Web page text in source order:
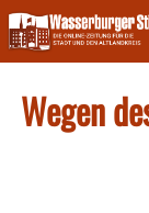
Skip
to
content
Wegen